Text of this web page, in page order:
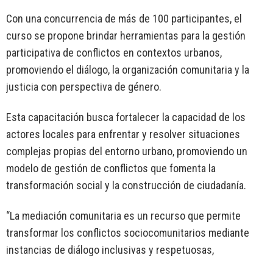
Con una concurrencia de más de 100 participantes, el
curso se propone brindar herramientas para la gestión
participativa de conflictos en contextos urbanos,
promoviendo el diálogo, la organización comunitaria y la
justicia con perspectiva de género.
Esta capacitación busca fortalecer la capacidad de los
actores locales para enfrentar y resolver situaciones
complejas propias del entorno urbano, promoviendo un
modelo de gestión de conflictos que fomenta la
transformación social y la construcción de ciudadanía.
“La mediación comunitaria es un recurso que permite
transformar los conflictos sociocomunitarios mediante
instancias de diálogo inclusivas y respetuosas,